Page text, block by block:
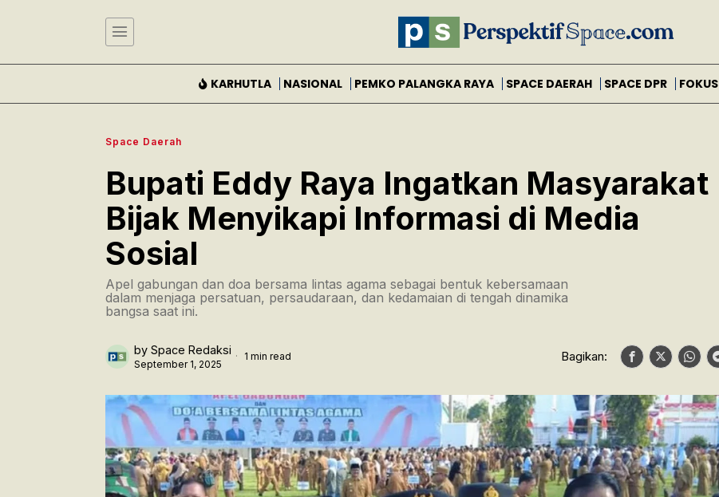
KARHUTLA NASIONAL PEMKO PALANGKA RAYA SPACE DAERAH SPACE DPR FOKUS
Space Daerah
Bupati Eddy Raya Ingatkan Masyarakat
Bijak Menyikapi Informasi di Media
Sosial
Apel gabungan dan doa bersama lintas agama sebagai bentuk kebersamaan
dalam menjaga persatuan, persaudaraan, dan kedamaian di tengah dinamika
bangsa saat ini.
by Space Redaksi
September 1, 2025
1 min read Bagikan: